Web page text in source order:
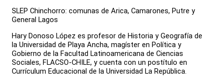
SLEP Chinchorro: comunas de Arica, Camarones, Putre y
General Lagos
Hary Donoso López es profesor de Historia y Geografía de
la Universidad de Playa Ancha, magíster en Política y
Gobierno de la Facultad Latinoamericana de Ciencias
Sociales, FLACSO-CHILE, y cuenta con un postítulo en
Currículum Educacional de la Universidad La República.